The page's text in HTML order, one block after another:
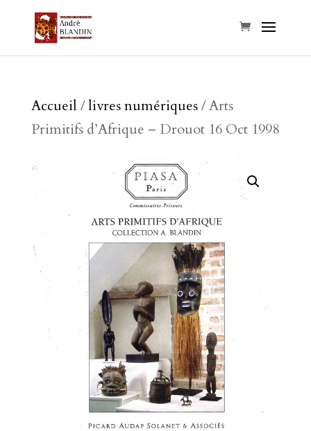
Accueil /livres numériques/ Arts
Primitifs d’Afrique – Drouot 16 Oct 1998